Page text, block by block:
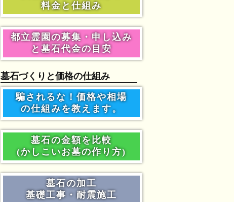
料金と仕組み
都立霊園の募集・申し込み
と墓石代金の目安
墓石づくりと価格の仕組み
騙されるな！価格や相場
の仕組みを教えます。
墓石の金額を比較
(かしこいお墓の作り方)
墓石の加工
基礎工事・耐震施工